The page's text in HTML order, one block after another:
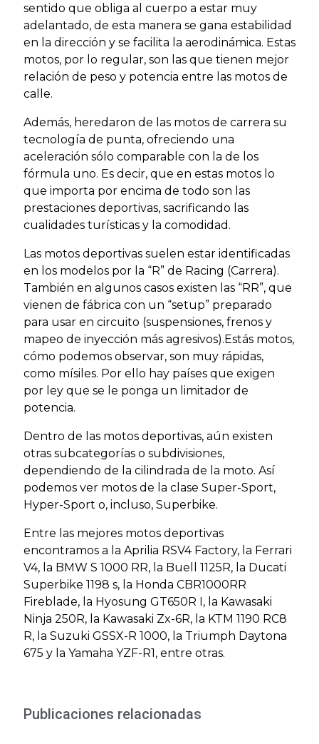
sentido que obliga al cuerpo a estar muy
adelantado, de esta manera se gana estabilidad
en la dirección y se facilita la aerodinámica. Estas
motos, por lo regular, son las que tienen mejor
relación de peso y potencia entre las motos de
calle.
Además, heredaron de las motos de carrera su
tecnología de punta, ofreciendo una
aceleración sólo comparable con la de los
fórmula uno. Es decir, que en estas motos lo
que importa por encima de todo son las
prestaciones deportivas, sacrificando las
cualidades turísticas y la comodidad.
Las motos deportivas suelen estar identificadas
en los modelos por la “R” de Racing (Carrera).
También en algunos casos existen las “RR”, que
vienen de fábrica con un “setup” preparado
para usar en circuito (suspensiones, frenos y
mapeo de inyección más agresivos).Estás motos,
cómo podemos observar, son muy rápidas,
como mísiles. Por ello hay países que exigen
por ley que se le ponga un limitador de
potencia.
Dentro de las motos deportivas, aún existen
otras subcategorías o subdivisiones,
dependiendo de la cilindrada de la moto. Así
podemos ver motos de la clase Super-Sport,
Hyper-Sport o, incluso, Superbike.
Entre las mejores motos deportivas
encontramos a la Aprilia RSV4 Factory, la Ferrari
V4, la BMW S 1000 RR, la Buell 1125R, la Ducati
Superbike 1198 s, la Honda CBR1000RR
Fireblade, la Hyosung GT650R I, la Kawasaki
Ninja 250R, la Kawasaki Zx-6R, la KTM 1190 RC8
R, la Suzuki GSSX-R 1000, la Triumph Daytona
675 y la Yamaha YZF-R1, entre otras.
Publicaciones relacionadas